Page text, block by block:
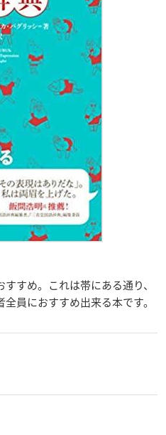
すめ。これは帯にある通り、
員におすすめ出来る本です。